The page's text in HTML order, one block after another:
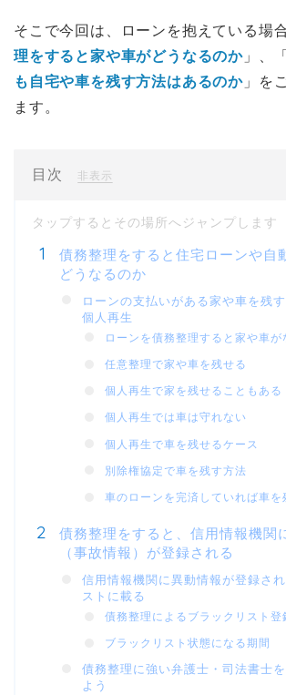
そこで今回は、ローンを抱えている場
理をすると家や車がどうなるのか 」、
も自宅や車を残す方法はあるのか 」を
ます。
目次 非表示
債務整理をすると住宅ローンや自
どうなるのか
ローンの支払いがある家や車を残
個人再生
ローンを債務整理すると家や車が
任意整理で家や車を残せる
個人再生で家を残せることもある
個人再生では車は守れない
個人再生で車を残せるケース
別除権協定で車を残す方法
車のローンを完済していれば車を
債務整理をすると、信用情報機関
（事故情報）が登録される
信用情報機関に異動情報が登録さ
ストに載る
債務整理によるブラックリスト登
ブラックリスト状態になる期間
債務整理に強い弁護士・司法書士
よう